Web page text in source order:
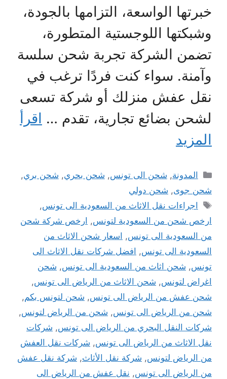
خبرتها الواسعة، التزامها بالجودة،
وشبكتها اللوجستية المتطورة،
تضمن الشركة تجربة شحن سلسة
وآمنة. سواء كنت فردًا ترغب في
نقل عفش منزلك أو شركة تسعى
لشحن بضائع تجارية، تقدم … اقرأ
المزيد
التصنيفات
المدونة, شحن الى تونس, شحن بحري, شحن بري,
شحن جوى, شحن دولي
الوسوم
اجراءات نقل الاثاث من السعودية الى تونس,
ارخص شحن من السعودية لتونس, ارخص شركة شحن
من السعودية الى تونس, اسعار شحن الاثاث من
السعودية الى تونس, افضل شركات نقل الاثاث الى
تونس, شحن اثاث من السعودية الى تونس, شحن
اغراض لتونس, شحن الاثاث من الرياض الى تونس,
شحن عفش من الرياض الى تونس, شحن لتونس بكم,
شحن من الرياض الى تونس, شحن من الرياض لتونس,
شركات النقل البحري من الرياض الى تونس, شركات
نقل الاثاث من الرياض الى تونس, شركات نقل العفش
من الرياض لتونس, شركة نقل الأثاث, شركة نقل عفش
من الرياض الى تونس, نقل عفش من الرياض الى